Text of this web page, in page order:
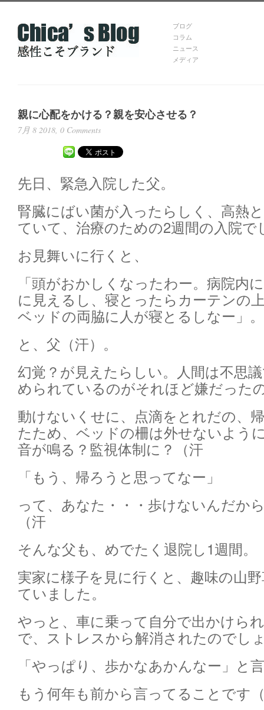
ブログ
コラム
ニュース
メディア
親に心配をかける？親を安心させる？
7月 8 2018, 0 Comments
先日、緊急入院した父。
腎臓にばい菌が入ったらしく、高熱
ていて、治療のための2週間の入院で
お見舞いに行くと、
「頭がおかしくなったわー。病院内
に見えるし、寝とったらカーテンの
ベッドの両脇に人が寝とるしなー」。
と、父（汗）。
幻覚？が見えたらしい。人間は不思
められているのがそれほど嫌だった
動けないくせに、点滴をとれだの、
たため、ベッドの柵は外せないよう
音が鳴る？監視体制に？（汗
「もう、帰ろうと思ってなー」
って、あなた・・・歩けないんだか
（汗
そんな父も、めでたく退院し1週間。
実家に様子を見に行くと、趣味の山
ていました。
やっと、車に乗って自分で出かけら
で、ストレスから解消されたのでし
「やっぱり、歩かなあかんなー」と
もう何年も前から言ってることです